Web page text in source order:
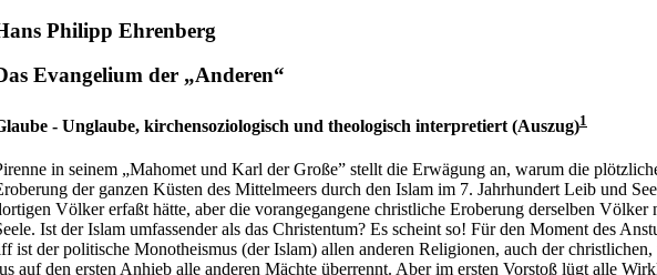
Philipp Ehrenberg
Evangelium der „Anderen“
- Unglaube, kirchensoziologisch und theologisch interpretiert (Auszug)1
in seinem „Mahomet und Karl der Große” stellt die Erwägung an, warum die
der ganzen Küsten des Mittelmeers durch den Islam im 7. Jahrhundert Leib und
Völker erfaßt hätte, aber die vorangegangene christliche Eroberung derselben Völker
Ist der Islam umfassender als das Christentum? Es scheint so! Für den Moment des
ist der politische Monotheismus (der Islam) allen anderen Religionen, auch der christlichen,
auf den ersten Anhieb alle anderen Mächte überrennt. Aber im ersten Vorstoß lügt alle